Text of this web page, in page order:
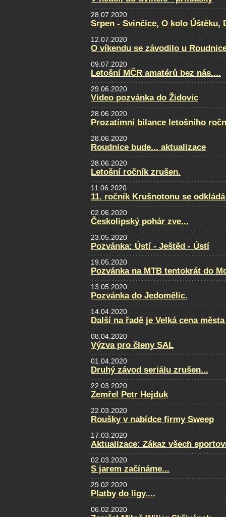
28.07.2020
Srpen - Svinčice, O kolo Úštěku,
12.07.2020
O víkendu se závodilo u
09.07.2020
Letošní MČR amatérů bez nás....
29.06.2020
Video pozvánka do Židovic
28.06.2020
Prozatímní bilance letošního
28.06.2020
Roudnice bude... aktualizace
28.06.2020
Letošní ročník zrušen.
11.06.2020
11. ročník Krušnotonu se
02.06.2020
Českolipský pohár zve...
23.05.2020
Pozvánka: Ústí - Ještěd - Ústí
19.05.2020
Pozvánka na MTB tentokrát do
13.05.2020
Pozvánka do Jedomělic.
14.04.2020
Další na řadě je Velká cena
08.04.2020
Výzva pro členy SAL
01.04.2020
Druhý závod seriálu zrušen...
22.03.2020
Zemřel Petr Hejduk
22.03.2020
Roušky v nabídce firmy Sweep
17.03.2020
Aktualizace: Zákaz všech
02.03.2020
S jarem začínáme...
29.02.2020
Platby do ligy....
06.02.2020